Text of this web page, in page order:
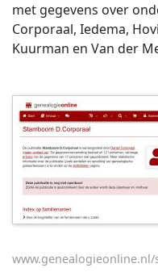
met gegevens over
Corporaal, Iedema,
Kuurman en Van der